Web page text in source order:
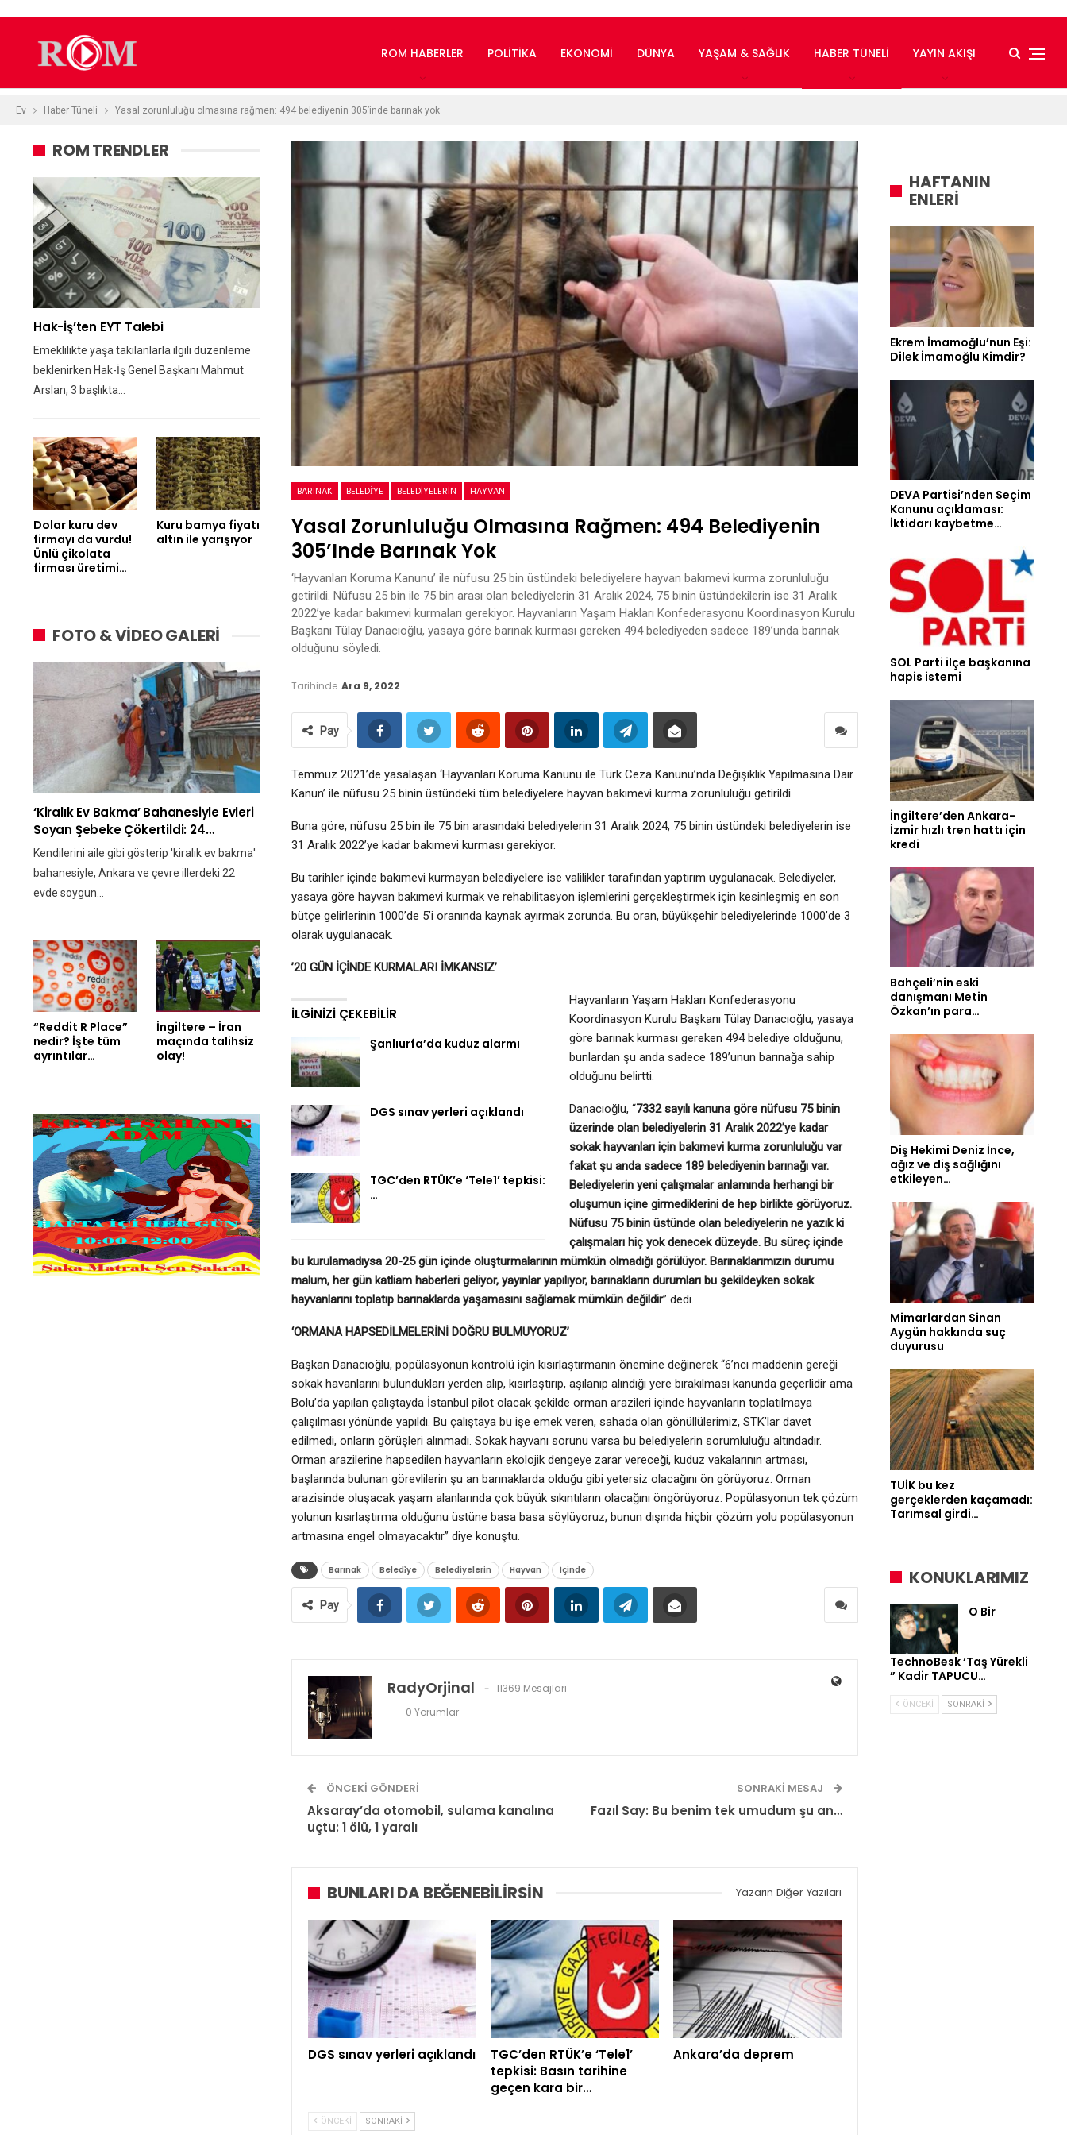
ROM HABERLER POLITIKA EKONOMI DÜNYA YAŞAM & SAĞLIK HABER TÜNELI YAYIN AKIŞI
Ev Haber Tüneli Yasal zorunluluğu olmasına rağmen: 494 belediyenin 305’inde barınak yok
BARINAK BELEDİYE BELEDIYELERIN HAYVAN
Yasal Zorunluluğu Olmasına Rağmen: 494 Belediyenin
305’inde Barınak Yok
‘Hayvanları Koruma Kanunu’ ile nüfusu 25 bin üstündeki belediyelere hayvan bakımevi kurma zorunluluğu
getirildi. Nüfusu 25 bin ile 75 bin arası olan belediyelerin 31 Aralık 2024, 75 binin üstündekilerin ise 31 Aralık
2022’ye kadar bakımevi kurmaları gerekiyor. Hayvanların Yaşam Hakları Konfederasyonu Koordinasyon Kurulu
Başkanı Tülay Danacıoğlu, yasaya göre barınak kurması gereken 494 belediyeden sadece 189’unda barınak
olduğunu söyledi.
Tarihinde Ara 9, 2022
Pay
Temmuz 2021’de yasalaşan ‘Hayvanları Koruma Kanunu ile Türk Ceza Kanunu’nda Değişiklik Yapılmasına Dair
Kanun’ ile nüfusu 25 binin üstündeki tüm belediyelere hayvan bakımevi kurma zorunluluğu getirildi.
Buna göre, nüfusu 25 bin ile 75 bin arasındaki belediyelerin 31 Aralık 2024, 75 binin üstündeki belediyelerin ise
31 Aralık 2022’ye kadar bakımevi kurması gerekiyor.
Bu tarihler içinde bakımevi kurmayan belediyelere ise valilikler tarafından yaptırım uygulanacak. Belediyeler,
yasaya göre hayvan bakımevi kurmak ve rehabilitasyon işlemlerini gerçekleştirmek için kesinleşmiş en son
bütçe gelirlerinin 1000’de 5’i oranında kaynak ayırmak zorunda. Bu oran, büyükşehir belediyelerinde 1000’de 3
olarak uygulanacak.
’20 GÜN İÇİNDE KURMALARI İMKANSIZ’
İLGINIZI ÇEKEBILIR
Şanlıurfa’da kuduz alarmı
DGS sınav yerleri açıklandı
TGC’den RTÜK’e ‘Tele1’ tepkisi:
…
Hayvanların Yaşam Hakları Konfederasyonu
Koordinasyon Kurulu Başkanı Tülay Danacıoğlu, yasaya
göre barınak kurması gereken 494 belediye olduğunu,
bunlardan şu anda sadece 189’unun barınağa sahip
olduğunu belirtti.
Danacıoğlu, “7332 sayılı kanuna göre nüfusu 75 binin
üzerinde olan belediyelerin 31 Aralık 2022’ye kadar
sokak hayvanları için bakımevi kurma zorunluluğu var
fakat şu anda sadece 189 belediyenin barınağı var.
Belediyelerin yeni çalışmalar anlamında herhangi bir
oluşumun içine girmediklerini de hep birlikte görüyoruz.
Nüfusu 75 binin üstünde olan belediyelerin ne yazık ki
çalışmaları hiç yok denecek düzeyde. Bu süreç içinde
bu kurulamadıysa 20-25 gün içinde oluşturmalarının mümkün olmadığı görülüyor. Barınaklarımızın durumu
malum, her gün katliam haberleri geliyor, yayınlar yapılıyor, barınakların durumları bu şekildeyken sokak
hayvanlarını toplatıp barınaklarda yaşamasını sağlamak mümkün değildir” dedi.
‘ORMANA HAPSEDİLMELERİNİ DOĞRU BULMUYORUZ’
Başkan Danacıoğlu, popülasyonun kontrolü için kısırlaştırmanın önemine değinerek “6’ncı maddenin gereği
sokak havanlarını bulundukları yerden alıp, kısırlaştırıp, aşılanıp alındığı yere bırakılması kanunda geçerlidir ama
Bolu’da yapılan çalıştayda İstanbul pilot olacak şekilde orman arazileri içinde hayvanların toplatılmaya
çalışılması yönünde yapıldı. Bu çalıştaya bu işe emek veren, sahada olan gönüllülerimiz, STK’lar davet
edilmedi, onların görüşleri alınmadı. Sokak hayvanı sorunu varsa bu belediyelerin sorumluluğu altındadır.
Orman arazilerine hapsedilen hayvanların ekolojik dengeye zarar vereceği, kuduz vakalarının artması,
başlarında bulunan görevlilerin şu an barınaklarda olduğu gibi yetersiz olacağını ön görüyoruz. Orman
arazisinde oluşacak yaşam alanlarında çok büyük sıkıntıların olacağını öngörüyoruz. Popülasyonun tek çözüm
yolunun kısırlaştırma olduğunu üstüne basa basa söylüyoruz, bunun dışında hiçbir çözüm yolu popülasyonun
artmasına engel olmayacaktır” diye konuştu.
Barınak Beledi̇ye Belediyelerin Hayvan İçinde
Pay
RadyOrjinal
11369 Mesajları
0 Yorumlar
ÖNCEKI GÖNDERI
Aksaray’da otomobil, sulama kanalına
uçtu: 1 ölü, 1 yaralı
SONRAKI MESAJ
Fazıl Say: Bu benim tek umudum şu an…
BUNLARI DA BEĞENEBILIRSIN Yazarın Diğer Yazıları
DGS sınav yerleri açıklandı
TGC’den RTÜK’e ‘Tele1’
tepkisi: Basın tarihine
geçen kara bir…
Ankara’da deprem
ÖNCEKI SONRAKI
ROM TRENDLER
Hak-İş’ten EYT Talebi
Emeklilikte yaşa takılanlarla ilgili düzenleme
beklenirken Hak-İş Genel Başkanı Mahmut
Arslan, 3 başlıkta…
Dolar kuru dev
firmayı da vurdu!
Ünlü çikolata
firması üretimi…
Kuru bamya fiyatı
altın ile yarışıyor
FOTO & VİDEO GALERİ
‘Kiralık Ev Bakma’ Bahanesiyle Evleri
Soyan Şebeke Çökertildi: 24…
Kendilerini aile gibi gösterip 'kiralık ev bakma'
bahanesiyle, Ankara ve çevre illerdeki 22
evde soygun…
“Reddit R Place”
nedir? İşte tüm
ayrıntılar…
İngiltere – İran
maçında talihsiz
olay!
HAFTANIN
ENLERİ
Ekrem İmamoğlu’nun Eşi:
Dilek İmamoğlu Kimdir?
DEVA Partisi’nden Seçim
Kanunu açıklaması:
İktidarı kaybetme…
SOL Parti ilçe başkanına
hapis istemi
İngiltere’den Ankara-
İzmir hızlı tren hattı için
kredi
Bahçeli’nin eski
danışmanı Metin
Özkan’ın para…
Diş Hekimi Deniz İnce,
ağız ve diş sağlığını
etkileyen…
Mimarlardan Sinan
Aygün hakkında suç
duyurusu
TUİK bu kez
gerçeklerden kaçamadı:
Tarımsal girdi…
KONUKLARIMIZ
O Bir
TechnoBesk ‘Taş Yürekli
” Kadir TAPUCU…
ÖNCEKI SONRAKI